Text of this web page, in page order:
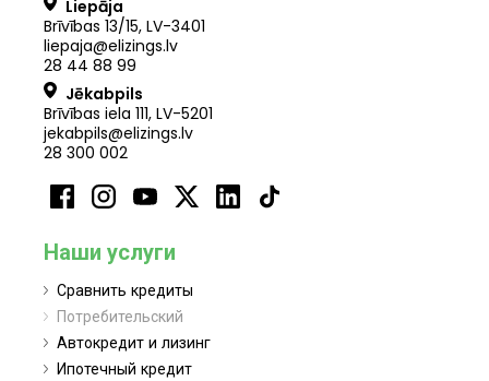
Liepāja
Brīvības 13/15, LV-3401
liepaja@elizings.lv
28 44 88 99
Jēkabpils
Brīvības iela 111, LV-5201
jekabpils@elizings.lv
28 300 002
Наши услуги
Сравнить кредиты
Потребительский
Автокредит и лизинг
Ипотечный кредит